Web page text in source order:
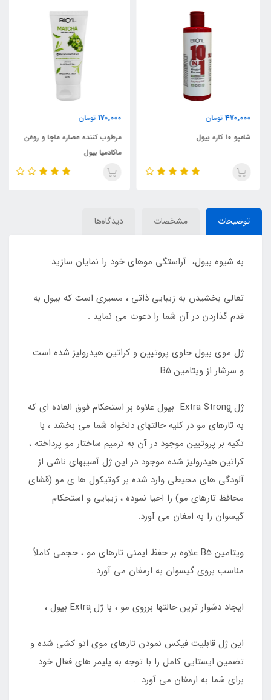
470,000 تومان
شامپو 10 کاره بیول
170,000 تومان
مرطوب کننده عصاره ماچا و روغن
ماکادمیا بیول
توضیحات مشخصات دیدگاه‌ها
به شیوه بیول، آراستگی موهای خود را نمایان سازید:
تعالی بخشیدن به زیبایی ذاتی ، مسیری است که بیول به
قدم گذاردن در آن شما را دعوت می نماید .
ژل موی بیول حاوی پروتیین و کراتین هیدرولیز شده است
و سرشار از ویتامین B5
ژل ٍExtra Strong بیول علاوه بر استحکام فوق العاده ای که
به تارهای مو در کلیه حالتهای دلخواه شما می بخشد ، با
تکیه بر پروتیین موجود در آن به ترمیم ساختار مو پرداخته ،
کراتین هیدرولیز شده موجود در این ژل آسیبهای ناشی از
آلودگی های محیطی وارد شده بر کوتیکول ها ی مو (قشای
محافظ تارهای مو) را احیا نموده ، زیبایی و استحکام
گیسوان را به امغان می آورد.
ویتامین B5 علاوه بر حفظ ایمنی تارهای مو ، حجمی کاملاً
مناسب بروی گیسوان به ارمغان می آورد .
ایجاد دشوار ترین حالتها برروی مو ، با ژل ٍExtra بیول ،
این ژل قابلیت فیکس نمودن تارهای موی اتو کشی شده و
تضمین ایستایی کامل را با توجه به پلیمر های فعال خود
برای شما به ارمغان می آورد .